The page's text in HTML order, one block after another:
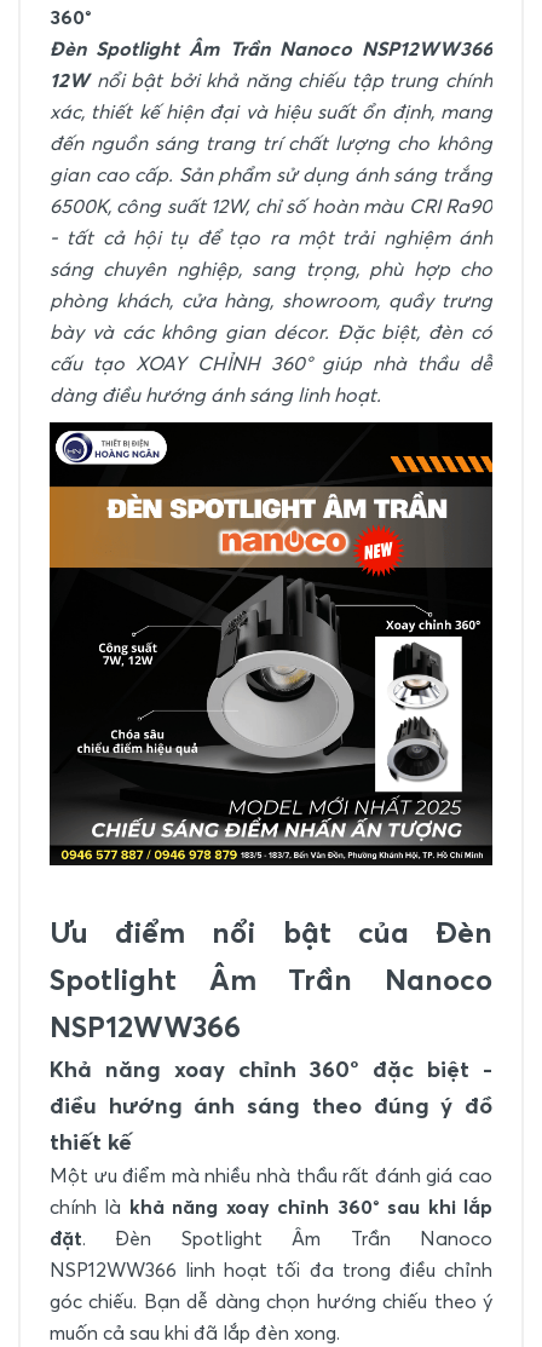
360°
Đèn Spotlight Âm Trần Nanoco NSP12WW366
12Wnổi bật bởi khả năng chiếu tập trung chính
xác, thiết kế hiện đại và hiệu suất ổn định, mang
đến nguồn sáng trang trí chất lượng cho không
gian cao cấp. Sản phẩm sử dụng ánh sáng trắng
6500K, công suất 12W, chỉ số hoàn màu CRI Ra90
- tất cả hội tụ để tạo ra một trải nghiệm ánh
sáng chuyên nghiệp, sang trọng, phù hợp cho
phòng khách, cửa hàng, showroom, quầy trưng
bày và các không gian décor. Đặc biệt, đèn có
cấu tạo XOAY CHỈNH 360° giúp nhà thầu dễ
dàng điều hướng ánh sáng linh hoạt.
Ưu điểm nổi bật của Đèn
Spotlight Âm Trần Nanoco
NSP12WW366
Khả năng xoay chỉnh 360° đặc biệt -
điều hướng ánh sáng theo đúng ý đồ
thiết kế
Một ưu điểm mà nhiều nhà thầu rất đánh giá cao
chính là khả năng xoay chỉnh 360° sau khi lắp
đặt. Đèn Spotlight Âm Trần Nanoco
NSP12WW366 linh hoạt tối đa trong điều chỉnh
góc chiếu. Bạn dễ dàng chọn hướng chiếu theo ý
muốn cả sau khi đã lắp đèn xong.